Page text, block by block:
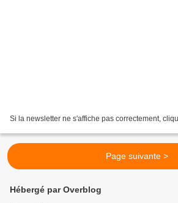
Si la newsletter ne s'affiche pas correctement,
Page suivante >
Hébergé par Overblog